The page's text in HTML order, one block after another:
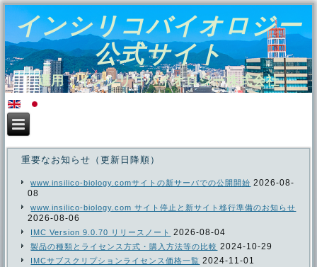
インシリコバイオロジー
公式サイト
運用：インシリコバイオロジー株式会社
重要なお知らせ（更新日降順）
www.insilico-biology.comサイトの新サーバでの公開開始 2026-08-
08
www.insilico-biology.com サイト停止と新サイト移行準備のお知らせ
2026-08-06
IMC Version 9.0.70 リリースノート 2026-08-04
製品の種類とライセンス方式・購入方法等の比較 2024-10-29
IMCサブスクリプションライセンス価格一覧 2024-11-01